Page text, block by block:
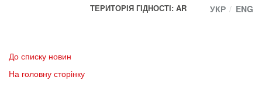
ТЕРИТОРІЯ ГІДНОСТІ: AR
УКР ENG
До списку новин
На головну сторінку